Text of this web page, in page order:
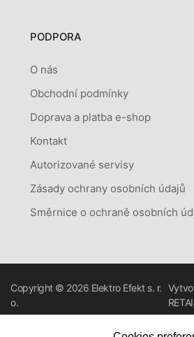
PODPORA
O nás
Obchodní podmínky
Doprava a platba e-shop
Kontakt
Autorizované servisy
Zásady ochrany osobních údajů
Směrnice o ochraně osobních
Copyright © 2026 Elektro Efekt s. r.
o.